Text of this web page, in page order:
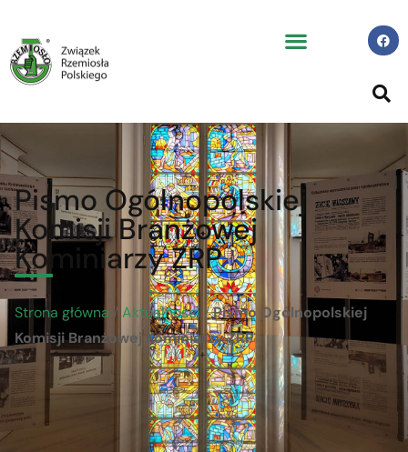
Pismo Ogólnopolskiej
Komisji Branżowej
Kominiarzy ZRP
Strona główna / Aktualności /Pismo Ogólnopolskiej
Komisji Branżowej Kominiarzy ZRP